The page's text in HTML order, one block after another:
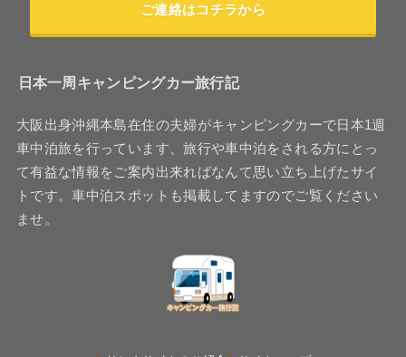
ご連絡はコチラから
日本一周キャンピングカー旅行記
大阪出身沖縄本島在住の夫婦がキャンピングカーで日本1週
車中泊旅を行っています、旅行や車中泊をされる方にとっ
て有益な情報をご案内出来ればなんて思い立ち上げたサイ
トです。車中泊スポットも掲載してますのでご覧ください
ませ。